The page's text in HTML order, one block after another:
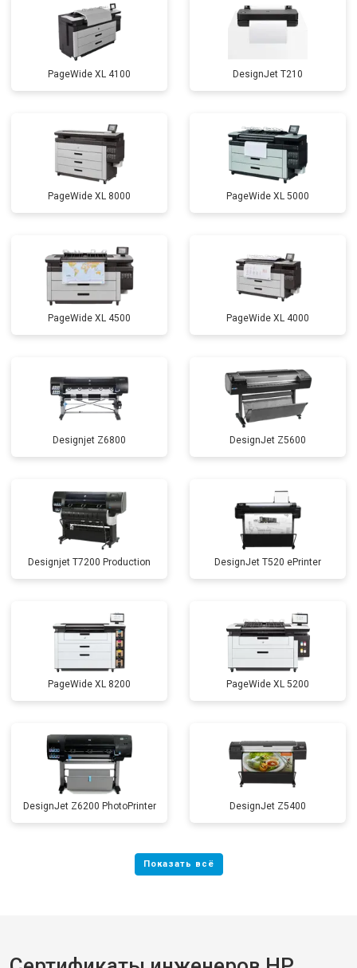
PageWide XL 4100 DesignJet T210
PageWide XL 8000 PageWide XL 5000
PageWide XL 4500 PageWide XL 4000
Designjet Z6800 DesignJet Z5600
Designjet T7200 Production DesignJet T520 ePrinter
PageWide XL 8200 PageWide XL 5200
DesignJet Z6200 PhotoPrinter DesignJet Z5400